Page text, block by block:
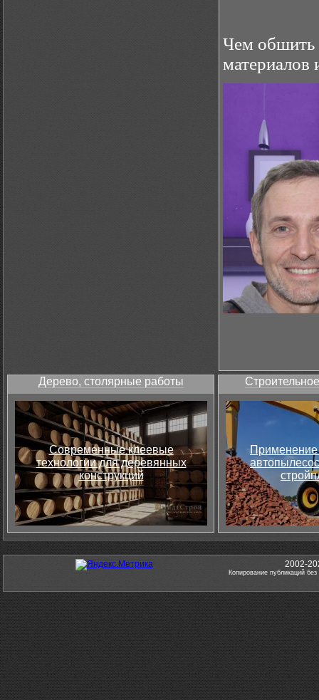
Чем обшить
материалов
Дерево, столярные работы
Современные клеевые
технологии для деревянных
конструкций
Применение
2002-
Копирование публикаций